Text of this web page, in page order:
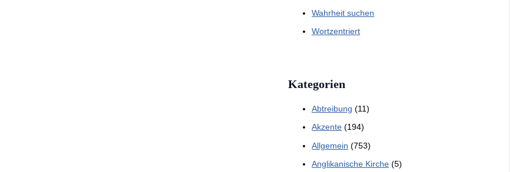
Wahrheit suchen
Wortzentriert
Kategorien
Abtreibung (11)
Akzente (194)
Allgemein (753)
Anglikanische Kirche (5)